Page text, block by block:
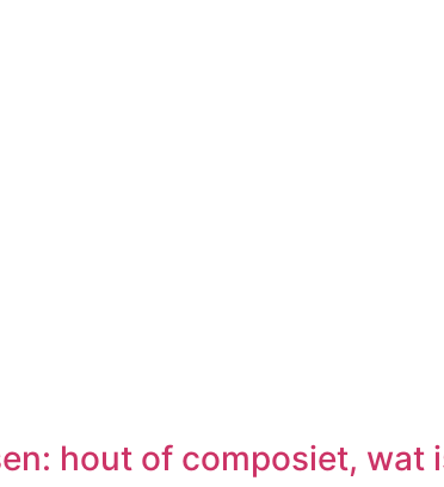
hout of composiet, wat